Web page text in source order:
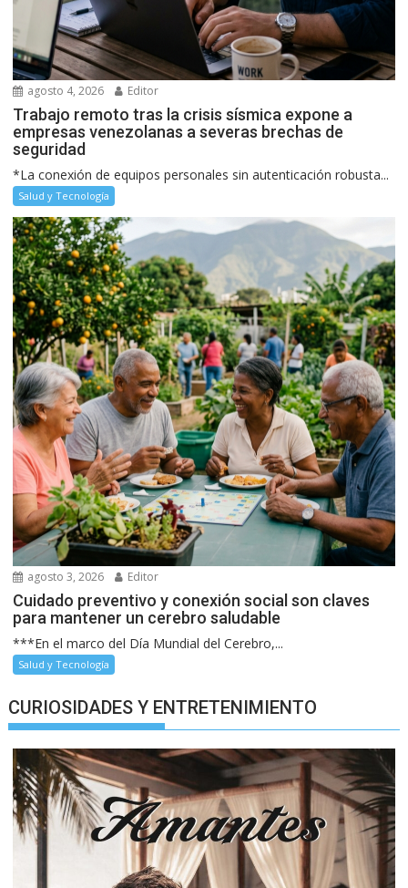
agosto 4, 2026 Editor
Trabajo remoto tras la crisis sísmica expone a
empresas venezolanas a severas brechas de
seguridad
*La conexión de equipos personales sin autenticación robusta...
Salud y Tecnología
agosto 3, 2026 Editor
Cuidado preventivo y conexión social son claves
para mantener un cerebro saludable
***En el marco del Día Mundial del Cerebro,...
Salud y Tecnología
CURIOSIDADES Y ENTRETENIMIENTO